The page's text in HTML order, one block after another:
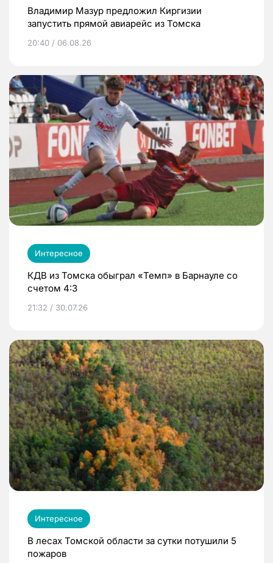
Владимир Мазур предложил Киргизии
запустить прямой авиарейс из Томска
20:40 / 06.08.26
Интересное
КДВ из Томска обыграл «Темп» в Барнауле со
счетом 4:3
21:32 / 30.07.26
Интересное
В лесах Томской области за сутки потушили 5
пожаров